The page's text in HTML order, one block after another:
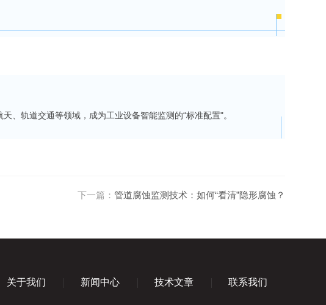
、轨道交通等领域，成为工业设备智能监测的“标准配置"。
下一篇： 管道腐蚀监测技术：如何“看清”隐形腐蚀？
关于我们 新闻中心 技术文章 联系我们